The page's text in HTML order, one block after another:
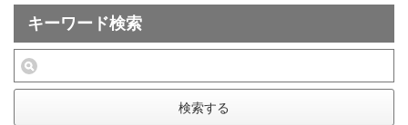
キーワード検索
検索する